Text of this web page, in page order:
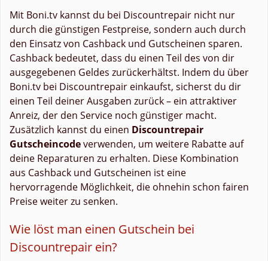
Mit Boni.tv kannst du bei Discountrepair nicht nur
durch die günstigen Festpreise, sondern auch durch
den Einsatz von Cashback und Gutscheinen sparen.
Cashback bedeutet, dass du einen Teil des von dir
ausgegebenen Geldes zurückerhältst. Indem du über
Boni.tv bei Discountrepair einkaufst, sicherst du dir
einen Teil deiner Ausgaben zurück – ein attraktiver
Anreiz, der den Service noch günstiger macht.
Zusätzlich kannst du einen Discountrepair
Gutscheincodeverwenden, um weitere Rabatte auf
deine Reparaturen zu erhalten. Diese Kombination
aus Cashback und Gutscheinen ist eine
hervorragende Möglichkeit, die ohnehin schon fairen
Preise weiter zu senken.
Wie löst man einen Gutschein bei
Discountrepair ein?